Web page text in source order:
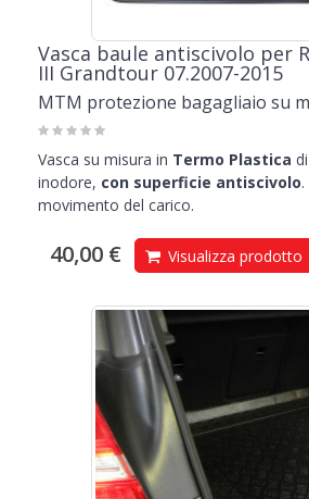
Vasca baule antiscivolo per
III Grandtour 07.2007-2015
MTM protezione bagagliaio su
Vasca su misura in Termo Plastica
inodore, con superficie antiscivolo
movimento del carico.
40,00 € Visualizza prodotto